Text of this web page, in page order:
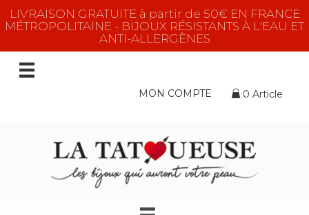
LIVRAISON GRATUITE à partir de 50€ EN FRANCE
MÉTROPOLITAINE - BIJOUX RÉSISTANTS À L'EAU ET
ANTI-ALLERGÈNES
MON COMPTE 0 Article